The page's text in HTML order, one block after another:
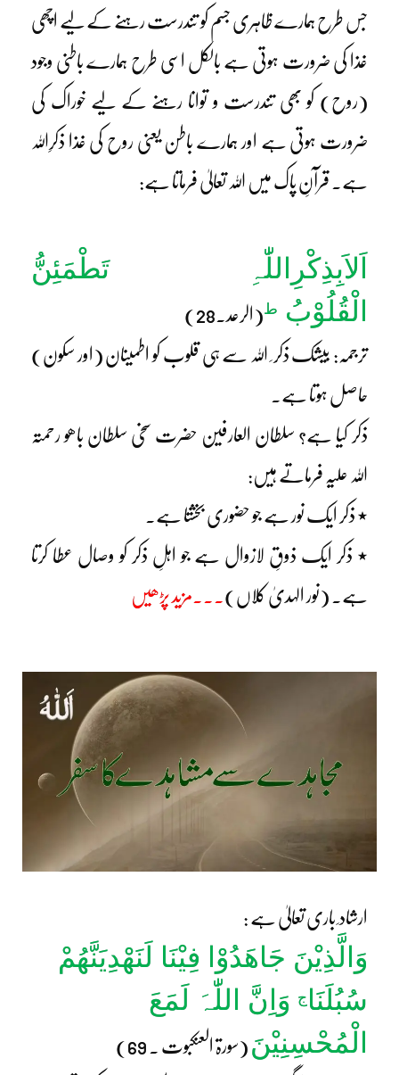
جس طرح ہمارے ظاہری جسم کو تندرست رہنے کے لیے اچھی
غذا کی ضرورت ہوتی ہے بالکل اسی طرح ہمارے باطنی وجود
(روح) کو بھی تندرست و توانا رہنے کے لیے خوراک کی
ضرورت ہوتی ہے اور ہمارے باطن یعنی روح کی غذا ذکرِاللہ
ہے۔ قرآنِ پاک میں اللہ تعالیٰ فرماتا ہے:
اَلاَبِذِکْرِاللّٰہِ تَطْمَئِنُّ
الْقُلُوْبُ ط(الرعد۔28)
ترجمہ: بیشک ذکر ِ اللہ سے ہی قلوب کو اطمینان (اور سکون)
حاصل ہوتا ہے۔
ذکر کیا ہے؟ سلطان العارفین حضرت سخی سلطان باھو رحمتہ
اللہ علیہ فرماتے ہیں:
٭ ذکر ایک نور ہے جو حضوری بخشتا ہے۔
٭ ذکر ایک ذوقِ لازوال ہے جو اہلِ ذکر کو وصال عطا کرتا
ہے۔ (نور الہدیٰ کلاں) ۔۔۔مزید پڑھیں
ارشاد ِ باری تعالیٰ ہے :
وَالَّذِیْنَ جَاھَدُوْا فِیْنَا لَنَھْدِیَنَّھُمْ
سُبُلَنَا ج وَاِنَّ اللّٰہَ لَمَعَ
الْمُحْسِنِیْنَ (سورۃ العنکبوت ۔ 69)